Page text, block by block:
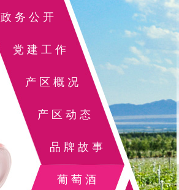
政务公开
党建工作
产区概况
产区动态
品牌故事
葡萄酒